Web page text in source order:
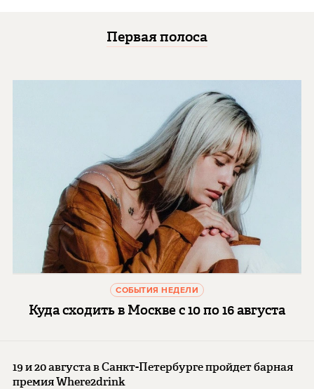
Первая полоса
СОБЫТИЯ НЕДЕЛИ
Куда сходить в Москве с 10 по 16 августа
19 и 20 августа в Санкт-Петербурге пройдет барная
премия Where2drink